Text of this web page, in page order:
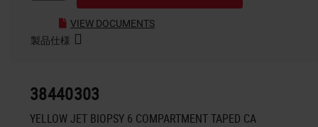
VIEW DOCUMENTS
製品仕様
38440303
YELLOW JET BIOPSY 6 COMPARTMENT TAPED CA